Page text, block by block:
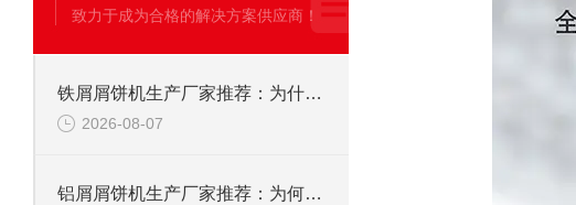
致力于成为合格的解决方案供应商！
铁屑屑饼机生产厂家推荐：为什么恩派特是您的优选伙伴
2026-08-07
铝屑屑饼机生产厂家推荐：为何恩派特成为金属回收行业的“隐形优选”？